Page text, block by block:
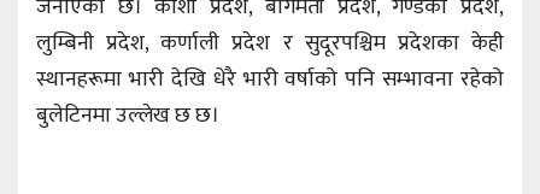
लुम्बिनी प्रदेश, कर्णाली प्रदेश र सुदूरपश्चिम प्रदेशका केही
स्थानहरूमा भारी देखि धेरै भारी वर्षाको पनि सम्भावना रहेको
बुलेटिनमा उल्लेख छ छ।